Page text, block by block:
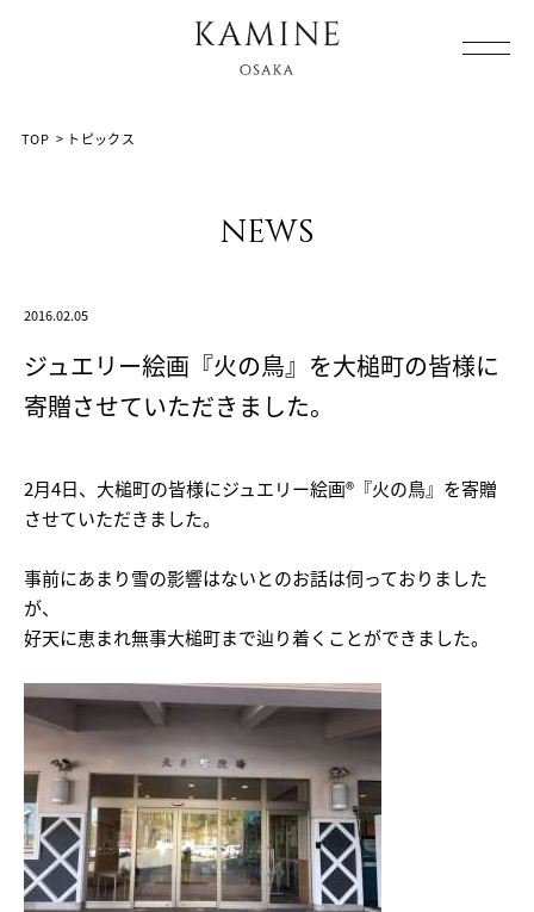
TOP > トピックス
news
2016.02.05
ジュエリー絵画『火の鳥』を大槌町の皆様に
寄贈させていただきました。
2月4日、大槌町の皆様にジュエリー絵画®『火の鳥』を寄贈
させていただきました。
事前にあまり雪の影響はないとのお話は伺っておりました
が、
好天に恵まれ無事大槌町まで辿り着くことができました。